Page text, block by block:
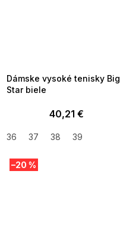
Dámske vysoké tenisky Big
Star biele
40,21 €
36 37 38 39
–20 %